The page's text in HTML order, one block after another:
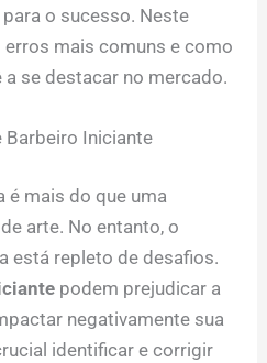
o sucesso. Neste
mais comuns e como
se destacar no mercado.
Barbeiro Iniciante
é mais do que uma
arte. No entanto, o
está repleto de desafios.
podem prejudicar a
negativamente sua
identificar e corrigir